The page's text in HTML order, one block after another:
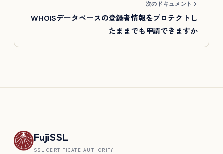
次のドキュメント
WHOISデータベースの登録者情報をプロテクトし
たままでも申請できますか
FujiSSL
SSL CERTIFICATE AUTHORITY